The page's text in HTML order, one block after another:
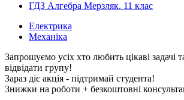
ГДЗ Алгебра Мерзляк. 11 клас
Електрика
Механіка
Запрошуємо усіх хто любить цікаві задачі
відвідати групу!
Зараз діє акція - підтримай студента!
Знижки на роботи + безкоштовні